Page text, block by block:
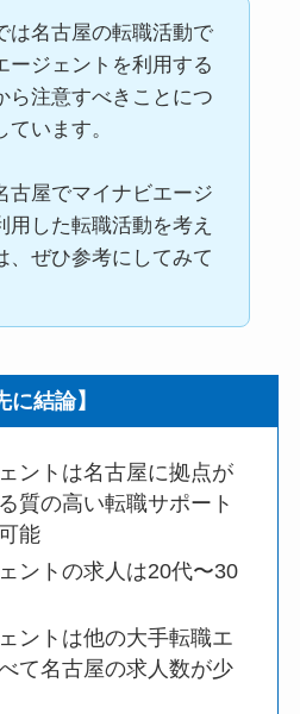
は名古屋の転職活動で
ージェントを利用する
ら注意すべきことにつ
います。
古屋でマイナビエージ
用した転職活動を考え
、ぜひ参考にしてみて
に結論】
ントは名古屋に拠点が
質の高い転職サポート
能
ントの求人は20代〜30
ントは他の大手転職エ
て名古屋の求人数が少